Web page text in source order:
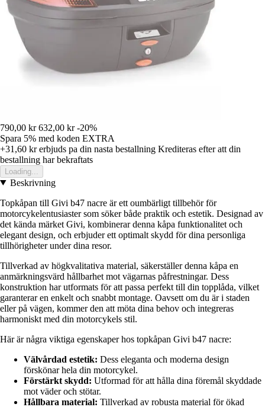
790,00 kr 632,00 kr -20%
Spara 5% med koden EXTRA
+31,60 krerbjuds pa din nasta bestallning Krediteras efter att din
bestallning har bekraftats
Loading...
Beskrivning
Topkåpan till Givi b47 nacre är ett oumbärligt tillbehör för
motorcykelentusiaster som söker både praktik och estetik. Designad av
det kända märket Givi, kombinerar denna kåpa funktionalitet och
elegant design, och erbjuder ett optimalt skydd för dina personliga
tillhörigheter under dina resor.
Tillverkad av högkvalitativa material, säkerställer denna kåpa en
anmärkningsvärd hållbarhet mot vägarnas påfrestningar. Dess
konstruktion har utformats för att passa perfekt till din topplåda, vilket
garanterar en enkelt och snabbt montage. Oavsett om du är i staden
eller på vägen, kommer den att möta dina behov och integreras
harmoniskt med din motorcykels stil.
Här är några viktiga egenskaper hos topkåpan Givi b47 nacre:
Välvårdad estetik: Dess eleganta och moderna design
förskönar hela din motorcykel.
Förstärkt skydd: Utformad för att hålla dina föremål skyddade
mot väder och stötar.
Hållbara material: Tillverkad av robusta material för ökad